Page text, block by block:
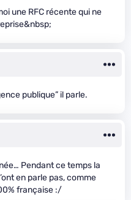
une RFC récente qui ne
publique” il parle.
Pendant ce temps la
en parle pas, comme
française :/